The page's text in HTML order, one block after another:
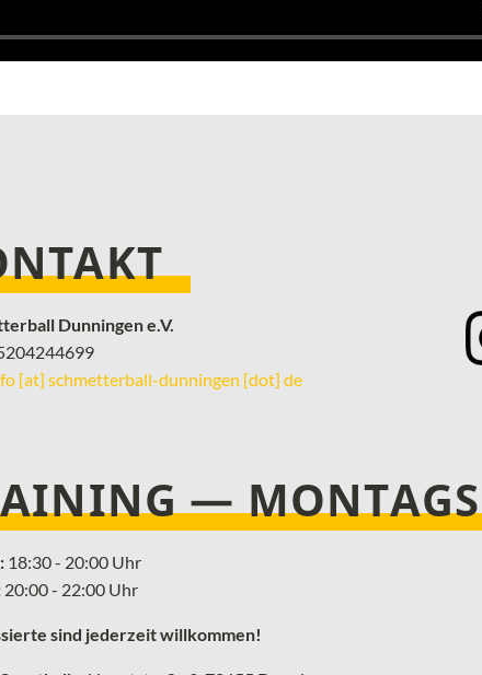
Dunningen e.V.
[at] schmetterball-dunningen [dot] de
— MONTAGS
18:30 - 20:00 Uhr
20:00 - 22:00 Uhr
sind jederzeit willkommen!